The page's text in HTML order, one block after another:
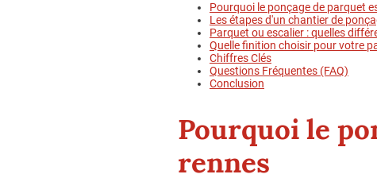
Pourquoi le ponçage de parquet
Les étapes d'un chantier de
Parquet ou escalier : quelles
Quelle finition choisir pour votre
Chiffres Clés
Questions Fréquentes (FAQ)
Conclusion
Pourquoi le
rennes